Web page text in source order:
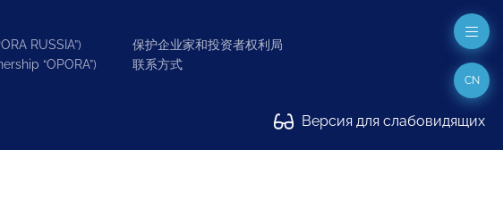
RUSSIA”)
“OPORA”)
保护企业家和投资者权利局
联系方式
Версия для слабовидящих
CN